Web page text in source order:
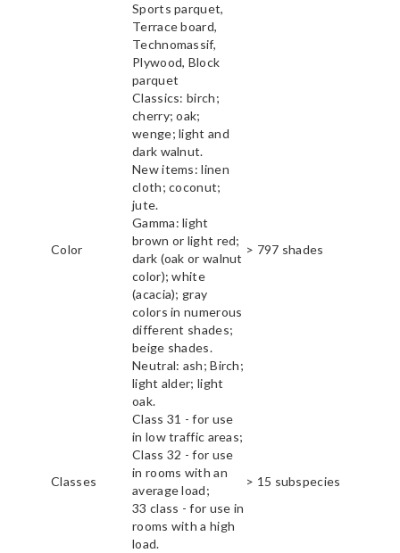
Sports parquet,
Terrace board,
Technomassif,
Plywood, Block
parquet
Color
Classics: birch;
cherry; oak;
wenge; light and
dark walnut.
New items: linen
cloth; coconut;
jute.
Gamma: light
brown or light red;
dark (oak or walnut
color); white
(acacia); gray
colors in numerous
different shades;
beige shades.
Neutral: ash; Birch;
light alder; light
oak.
> 797 shades
Classes
Class 31 - for use
in low traffic areas;
Class 32 - for use
in rooms with an
average load;
33 class - for use in
rooms with a high
load.
> 15 subspecies